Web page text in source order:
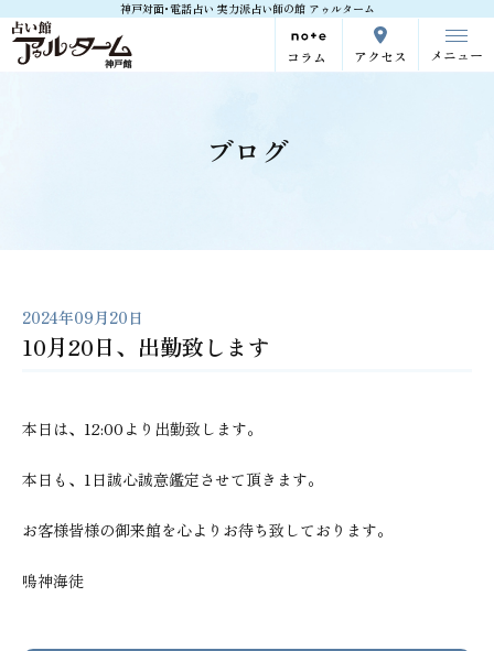
神戸対面･電話占い 実力派占い師の館 アゥルターム
コラム アクセス メニュー
ブログ
2024年09月20日
10月20日、出勤致します
本日は、12:00より出勤致します。
本日も、1日誠心誠意鑑定させて頂きます。
お客様皆様の御来館を心よりお待ち致しております。
鳴神海徒